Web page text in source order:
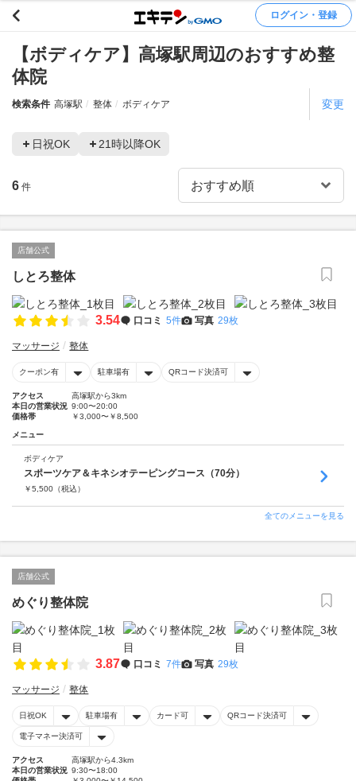
ログイン・登録
【ボディケア】高塚駅周辺のおすすめ整
体院
検索条件 高塚駅 整体 ボディケア 変更
日祝OK 21時以降OK
6 件
店舗公式
しとろ整体
3.54 口コミ 5件 写真 29枚
マッサージ 整体
クーポン有 駐車場有 QRコード決済可
アクセス
高塚駅から3km
本日の営業状況 9:00〜20:00
価格帯
￥3,000〜￥8,500
メニュー
ボディケア
スポーツケア＆キネシオテーピングコース（70分）
￥5,500 （税込）
全てのメニューを見る
店舗公式
めぐり整体院
3.87 口コミ 7件 写真 29枚
マッサージ 整体
日祝OK 駐車場有 カード可 QRコード決済可
電子マネー決済可
アクセス
高塚駅から4.3km
本日の営業状況 9:30〜18:00